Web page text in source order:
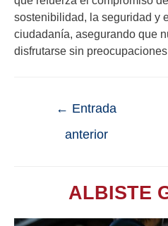
sostenibilidad, la seguridad y
ciudadanía, asegurando que
disfrutarse sin
← Entrada
anterior
ALBISTE